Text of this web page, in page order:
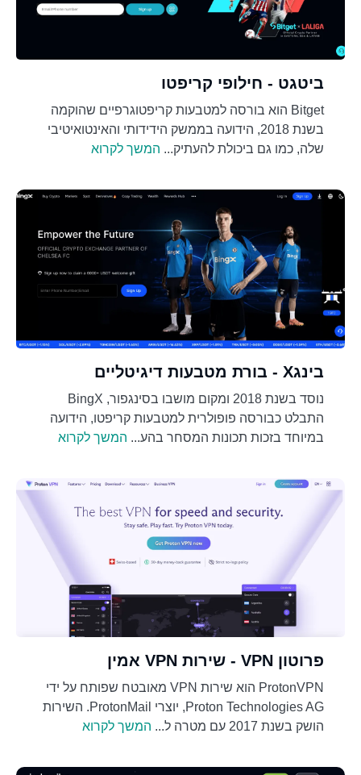
ביטגט - חילופי קריפטו
Bitget הוא בורסה למטבעות קריפטוגרפיים שהוקמה
בשנת 2018, הידועה בממשק הידידותי והאינטואיטיבי
שלה, כמו גם ביכולת להעתיק... המשך לקרוא
בינגX - בורת מטבעות דיגיטליים
נוסד בשנת 2018 ומקום מושבו בסינגפור, BingX
התבלט כבורסה פופולרית למטבעות קריפטו, הידועה
במיוחד בזכות תכונות המסחר בהע... המשך לקרוא
פרוטון VPN - שירות VPN אמין
ProtonVPN הוא שירות VPN מאובטח שפותח על ידי
Proton Technologies AG, יוצרי ProtonMail. השירות
הושק בשנת 2017 עם מטרה ל...
המשך לקרוא